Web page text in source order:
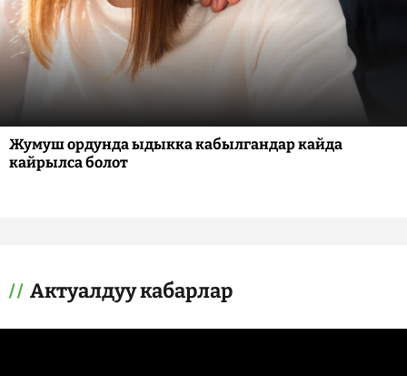
Жумуш ордунда ыдыкка кабылгандар кайда
кайрылса болот
Актуалдуу кабарлар